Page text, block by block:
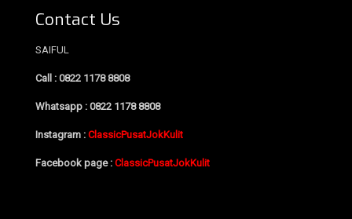
Contact Us
SAIFUL
Call : 0822 1178 8808
Whatsapp : 0822 1178 8808
Instagram : ClassicPusatJokKulit
Facebook page : ClassicPusatJokKulit